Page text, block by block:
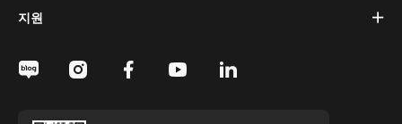
지원